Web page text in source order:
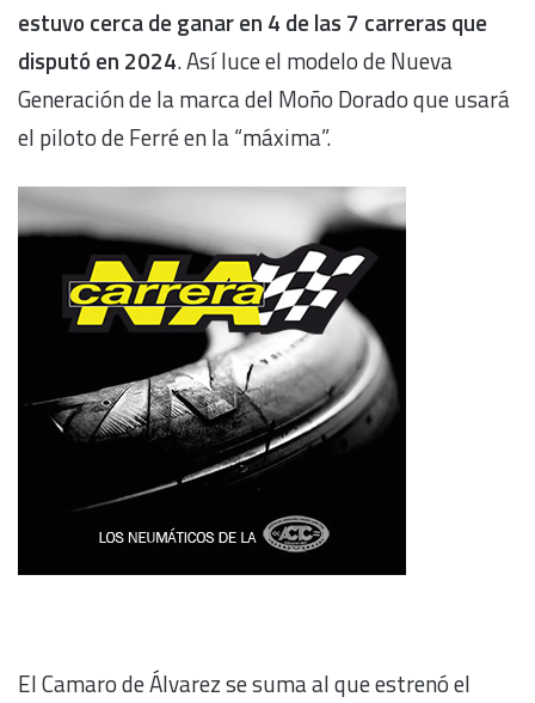
estuvo cerca de ganar en 4 de las 7 carreras que
disputó en 2024. Así luce el modelo de Nueva
Generación de la marca del Moño Dorado que usará
el piloto de Ferré en la “máxima”.
El Camaro de Álvarez se suma al que estrenó el